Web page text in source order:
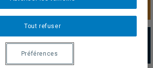
MAJEURS
Tout refuser
Préférences